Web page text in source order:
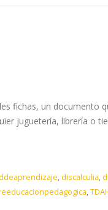
fichas, un documento
juguetería, librería o
, discalculia,
,